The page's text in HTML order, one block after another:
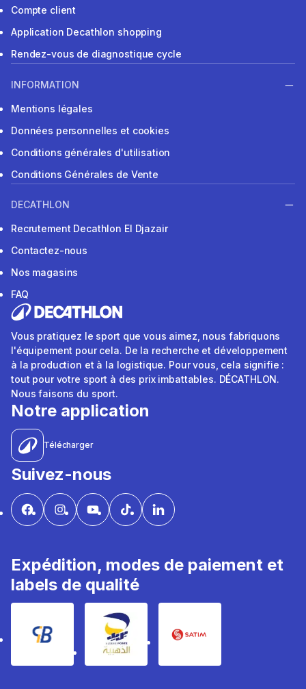
Compte client
Application Decathlon shopping
Rendez-vous de diagnostique cycle
INFORMATION
Mentions légales
Données personnelles et cookies
Conditions générales d'utilisation
Conditions Générales de Vente
DECATHLON
Recrutement Decathlon El Djazair
Contactez-nous
Nos magasins
FAQ
Vous pratiquez le sport que vous aimez, nous fabriquons
l'équipement pour cela. De la recherche et développement
à la production et à la logistique. Pour vous, cela signifie :
tout pour votre sport à des prix imbattables. DÉCATHLON.
Nous faisons du sport.
Notre application
Télécharger
Suivez-nous
Expédition, modes de paiement et
labels de qualité